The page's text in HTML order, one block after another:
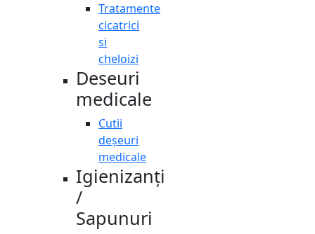
Tratamente
cicatrici
si
cheloizi
Deseuri
medicale
Cutii
deșeuri
medicale
Igienizanți
/
Sapunuri